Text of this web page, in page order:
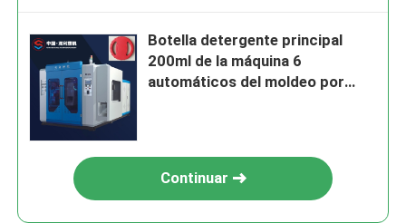
Botella detergente principal
200ml de la máquina 6
automáticos del moldeo por
Continuar